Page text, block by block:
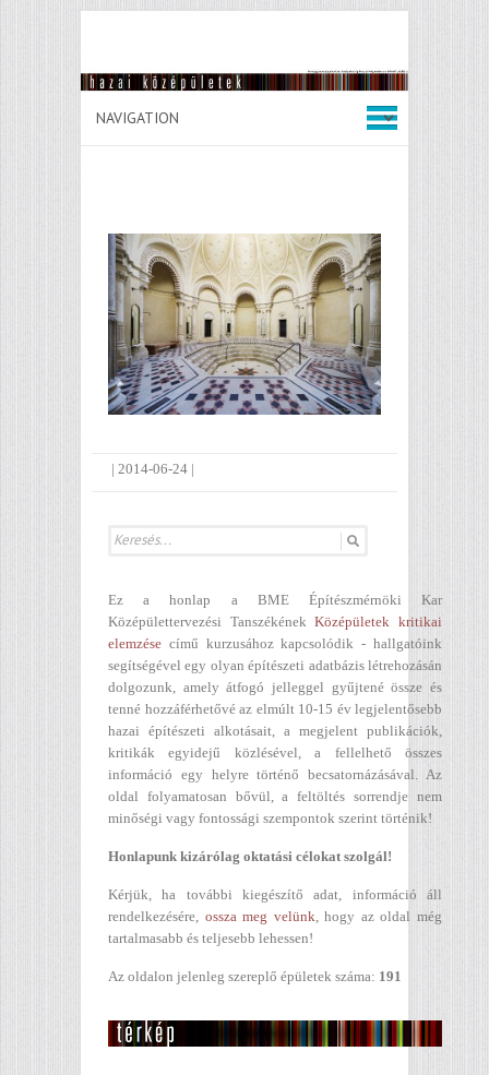
| 2014-06-24 |
Ez a honlap a BME Építészmérnöki Kar
Középülettervezési TanszékénekKözépületek kritikai
elemzése című kurzusához kapcsolódik - hallgatóink
segítségével egy olyan építészeti adatbázis létrehozásán
dolgozunk, amely átfogó jelleggel gyűjtené össze és
tenné hozzáférhetővé az elmúlt 10-15 év legjelentősebb
hazai építészeti alkotásait, a megjelent publikációk,
kritikák egyidejű közlésével, a fellelhető összes
információ egy helyre történő becsatornázásával. Az
oldal folyamatosan bővül, a feltöltés sorrendje nem
minőségi vagy fontossági szempontok szerint történik!
Honlapunk kizárólag oktatási célokat szolgál!
Kérjük, ha további kiegészítő adat, információ áll
rendelkezésére, ossza meg velünk, hogy az oldal még
tartalmasabb és teljesebb lehessen!
Az oldalon jelenleg szereplő épületek száma: 191